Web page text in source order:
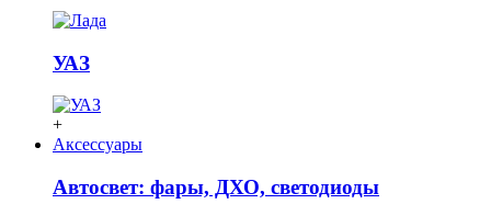
УАЗ
+
Аксессуары
Автосвет: фары, ДХО, светодиоды